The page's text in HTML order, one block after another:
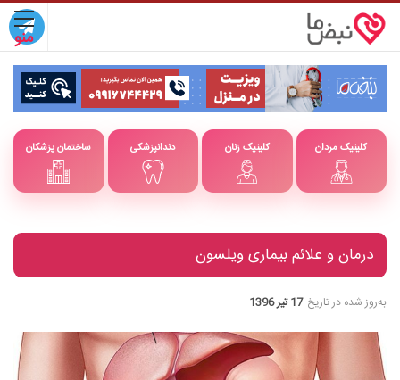
ساختمان پزشکان دندانپزشکی کلینیک زنان کلینیک مردان
درمان و علائم بیماری ویلسون
به‌روز شده در تاریخ 17 تیر 1396